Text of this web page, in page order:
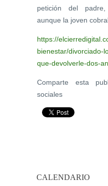
petición del
aunque la joven
https://
bienestar/divorciado-
que-devolverle-dos-
Comparte esta
sociales
CALENDARIO